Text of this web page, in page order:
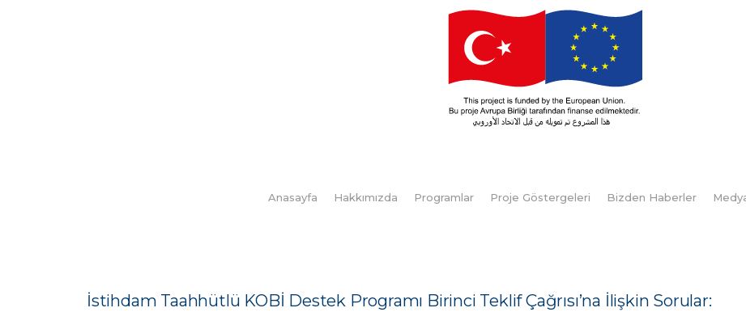
Anasayfa Hakkımızda Programlar Proje Göstergeleri Bizden Haberler
İstihdam Taahhütlü KOBİ Destek Programı Birinci Teklif Çağrısı’na İlişkin Sorular: